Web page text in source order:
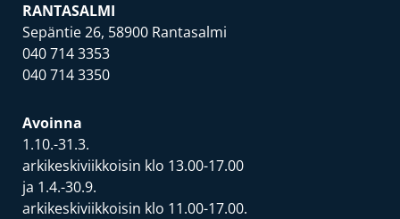
RANTASALMI
Sepäntie 26, 58900 Rantasalmi
040 714 3353
040 714 3350
Avoinna
1.10.-31.3.
arkikeskiviikkoisin klo 13.00-17.00
ja 1.4.-30.9.
arkikeskiviikkoisin klo 11.00-17.00.